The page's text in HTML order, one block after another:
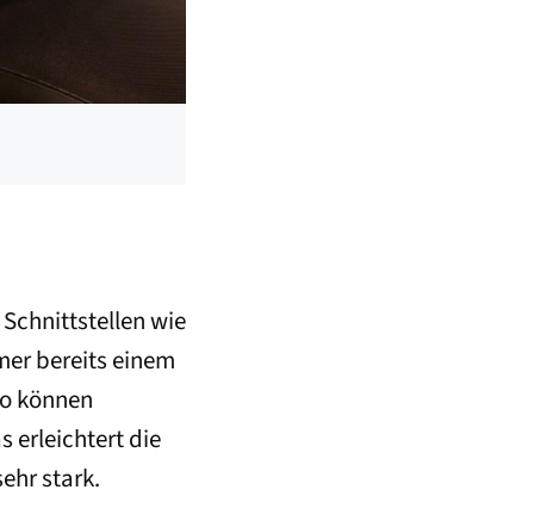
wie
bereits einem
können
erleichtert die
stark.